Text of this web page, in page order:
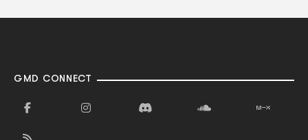
GMD CONNECT